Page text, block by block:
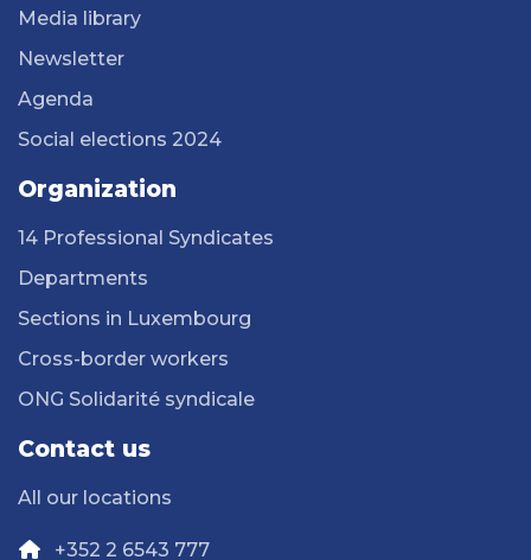
Media library
Newsletter
Agenda
Social elections 2024
Organization
14 Professional Syndicates
Departments
Sections in Luxembourg
Cross-border workers
ONG Solidarité syndicale
Contact us
All our locations
+352 2 6543 777